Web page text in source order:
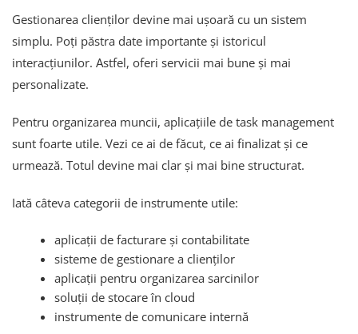
Gestionarea clienților devine mai ușoară cu un sistem
simplu. Poți păstra date importante și istoricul
interacțiunilor. Astfel, oferi servicii mai bune și mai
personalizate.
Pentru organizarea muncii, aplicațiile de task management
sunt foarte utile. Vezi ce ai de făcut, ce ai finalizat și ce
urmează. Totul devine mai clar și mai bine structurat.
Iată câteva categorii de instrumente utile:
aplicații de facturare și contabilitate
sisteme de gestionare a clienților
aplicații pentru organizarea sarcinilor
soluții de stocare în cloud
instrumente de comunicare internă